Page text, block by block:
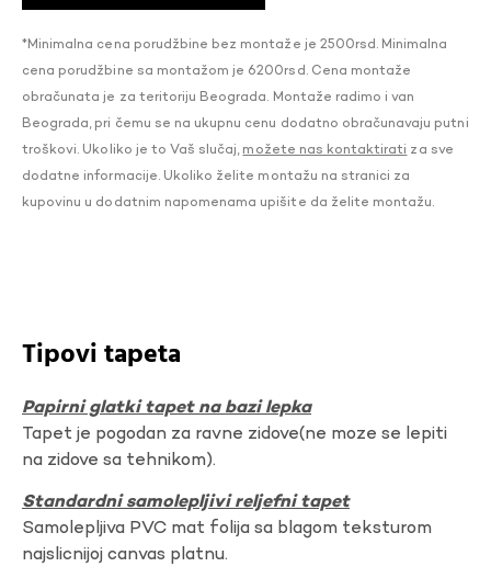
*Minimalna cena porudžbine bez montaže je 2500rsd. Minimalna
cena porudžbine sa montažom je 6200rsd. Cena montaže
obračunata je za teritoriju Beograda. Montaže radimo i van
Beograda, pri čemu se na ukupnu cenu dodatno obračunavaju putni
troškovi. Ukoliko je to Vaš slučaj, možete nas kontaktirati za sve
dodatne informacije. Ukoliko želite montažu na stranici za
kupovinu u dodatnim napomenama upišite da želite montažu.
Tipovi tapeta
Papirni glatki tapet na bazi lepka
Tapet je pogodan za ravne zidove(ne moze se lepiti
na zidove sa tehnikom).
Standardni samolepljivi reljefni tapet
Samolepljiva PVC mat folija sa blagom teksturom
najslicnijoj canvas platnu.